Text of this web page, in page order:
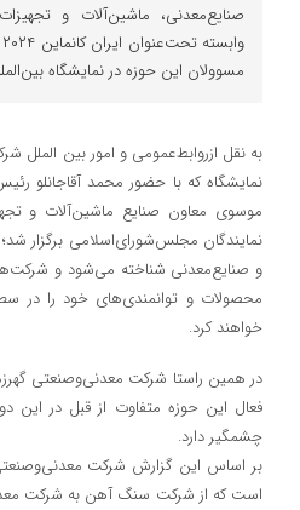
صنایع‌معدنی، ماشین‌آلات و
مسوولان این حوزه در نمایشگاه
به نقل ازروابط‌عمومی و امور بین الملل
نمایشگاه که با حضور محمد آقاجانلو
موسوی معاون صنایع ماشین‌آلات و
نمایندگان مجلس‌شورای‌اسلامی برگزار
و صنایع‌معدنی شناخته می‌شود و
محصولات و توانمندی‌های خود را در
خواهند کرد.
در همین راستا شرکت معدنی‌وصنعتی
فعال این حوزه متفاوت از قبل در این
چشمگیر دارد.
بر اساس این گزارش شرکت
است که از شرکت سنگ آهن به شرکت